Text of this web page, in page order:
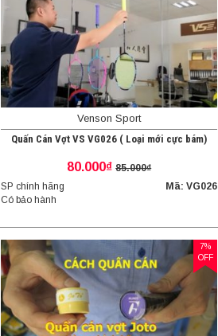
Venson Sport
Quấn Cán Vợt VS VG026 ( Loại mới cực bám)
80.000₫ 85.000₫
SP chính hãng
Có bảo hành
Mã: VG026
7%
OFF